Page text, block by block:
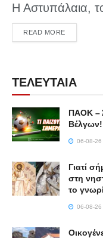
Η Αστυπάλαια,
READ MOREDETAILS
ΤΕΛΕΥΤΑΙΑ
ΠΑΟΚ –
Βέλγων!
06-08-26
Γιατί
στη
το
06-08-26